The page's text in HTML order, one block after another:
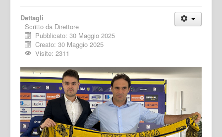
Dettagli
Scritto da Direttore
Pubblicato: 30 Maggio 2025
Creato: 30 Maggio 2025
Visite: 2311